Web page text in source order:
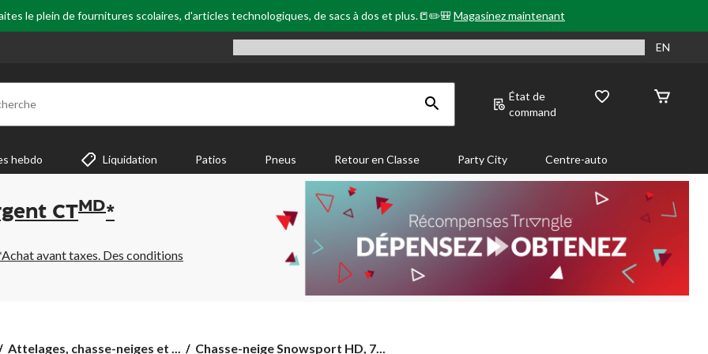
le plein de fournitures scolaires, d'articles technologiques, de sacs à dos et plus.📒✏️🎒Magasinez maintenant
EN
État de
command
hebdo Liquidation Patios Pneus Retour en Classe Party City Centre-auto
CT MD*
avant taxes. Des conditions
Attelages, chasse-neiges et ...
Chasse-
Chasse-neige Snowsport HD, 7...